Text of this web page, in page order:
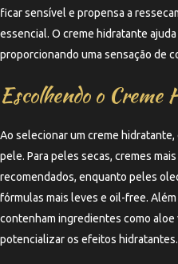
ficar sensível e propensa a
essencial. O creme hidratante
proporcionando uma sensação de
Escolhendo o Creme
Ao selecionar um creme
pele. Para peles secas, cremes
recomendados, enquanto peles
fórmulas mais leves e oil-free.
contenham ingredientes como aloe
potencializar os efeitos hidratantes.